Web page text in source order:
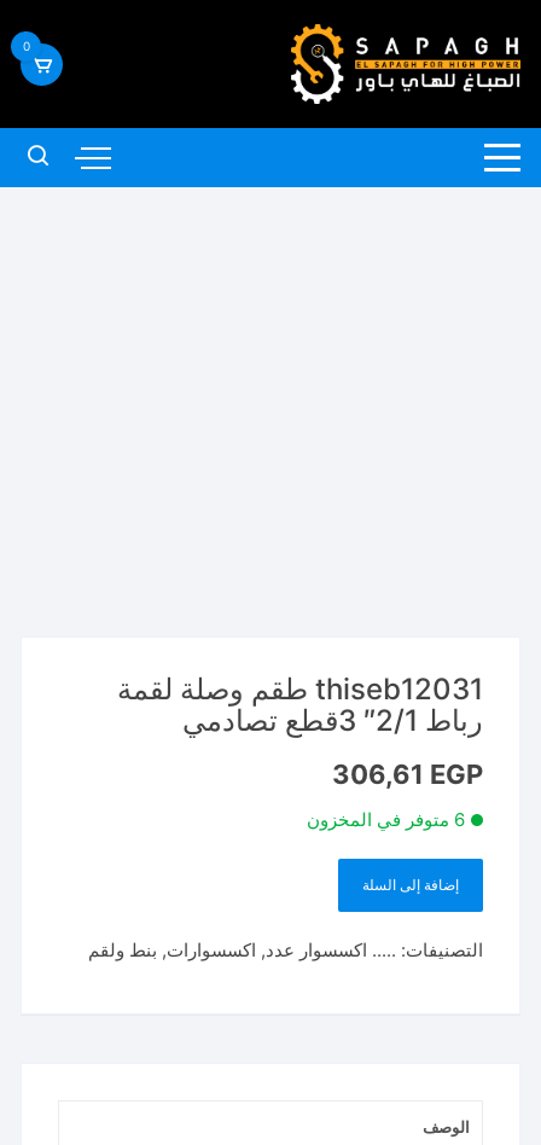
إلى
المحتوى
0
thiseb12031 طقم وصلة لقمة
رباط 2/1″ 3قطع تصادمي
306,61 EGP
6 متوفر في المخزون
كمية
طقم
تصادمي
إضافة إلى السلة
التصنيفات: ..... اكسسوار عدد, اكسسوارات, بنط ولقم
الوصف